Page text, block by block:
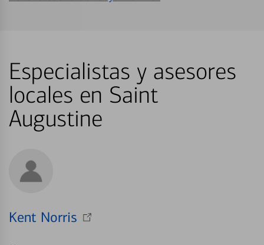
Especialistas y asesores
locales en Saint
Augustine
Kent Norris